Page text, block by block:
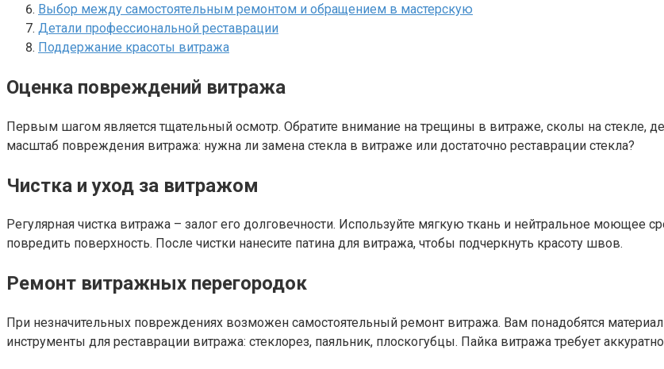
Выбор между самостоятельным ремонтом и обращением в мастерскую
Детали профессиональной реставрации
Поддержание красоты витража
Оценка повреждений витража
Первым шагом является тщательный осмотр. Обратите внимание на трещины в витраже, сколы на
масштаб повреждения витража: нужна ли замена стекла в витраже или достаточно реставрации стекла?
Чистка и уход за витражом
Регулярная чистка витража – залог его долговечности. Используйте мягкую ткань и нейтральное моющее
повредить поверхность. После чистки нанесите патина для витража, чтобы подчеркнуть красоту швов.
Ремонт витражных перегородок
При незначительных повреждениях возможен самостоятельный ремонт витража. Вам понадобятся
инструменты для реставрации витража: стеклорез, паяльник, плоскогубцы. Пайка витража требует